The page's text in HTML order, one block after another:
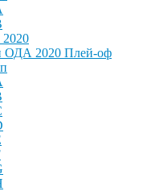
ОДА 2020 Плей-оф